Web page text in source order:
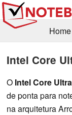
Home
Intel Core
O Intel Core
de ponta para
na arquitetura